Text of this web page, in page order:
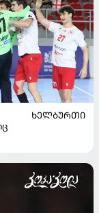
ᲮᲔᲚᲑᲣᲠᲗᲘ